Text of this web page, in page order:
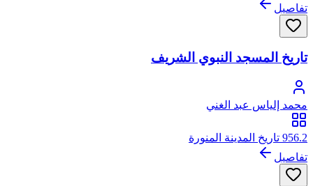
تفاصيل
تاريخ المسجد النبوي الشريف
محمد إلياس عبد الغني
956.2 تاريخ المدينة المنورة
تفاصيل